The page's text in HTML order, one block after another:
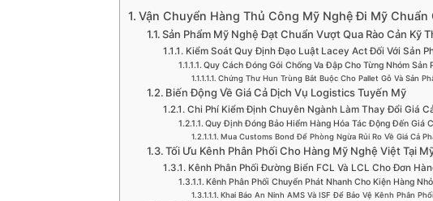
Vận Chuyển Hàng Thủ Công Mỹ Nghệ Đi Mỹ Chuẩn
Sản Phẩm Mỹ Nghệ Đạt Chuẩn Vượt Qua Rào Cản Kỹ
Kiểm Soát Quy Định Đạo Luật Lacey Act Đối Với Sản
Quy Cách Đóng Gói Chống Va Đập Cho Từng Nhóm Sản
Chứng Thư Hun Trùng Bắt Buộc Cho Pallet Gỗ Và Sản
Biến Động Về Giá Cả Dịch Vụ Logistics Tuyến Mỹ
Chi Phí Kiểm Định Chuyên Ngành Làm Thay Đổi Giá
Quy Định Đóng Bảo Hiểm Hàng Hóa Tác Động Đến Giá
Mua Customs Bond Để Phòng Ngừa Rủi Ro Về Giá Cả
Tối Ưu Kênh Phân Phối Cho Hàng Mỹ Nghệ Việt Tại
Kênh Phân Phối Đường Biển FCL Và LCL Cho Đơn
Kênh Phân Phối Chuyển Phát Nhanh Cho Kiện Hàng
Khai Báo An Ninh AMS Và ISF Để Bảo Vệ Kênh Phân Phối